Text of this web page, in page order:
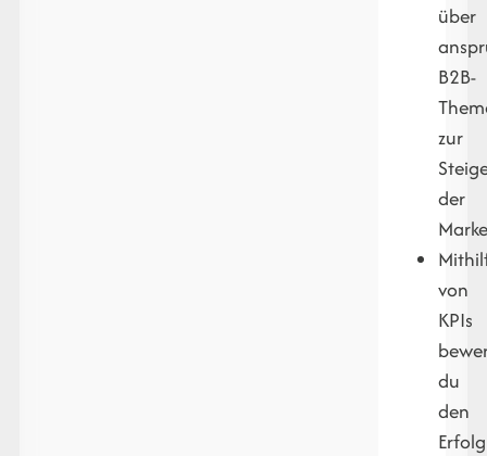
über
B2B-
zur
der
von
KPIs
du
den
Erfolg